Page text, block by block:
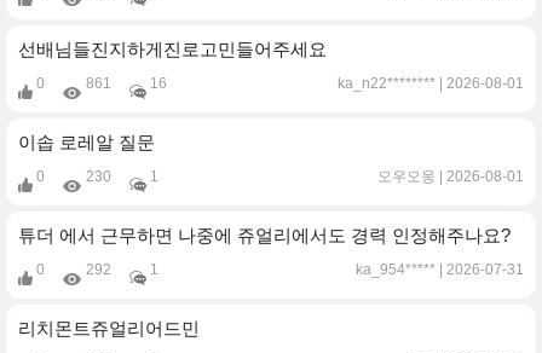
선배님들진지하게진로고민들어주세요
0 861 16 ka_n22******** 2026-08-01
이솝 로레알 질문
0 230 1 오우오웅 2026-08-01
튜더 에서 근무하면 나중에 쥬얼리에서도 경력 인정해주나요?
0 292 1 ka_954***** 2026-07-31
리치몬트쥬얼리어드민